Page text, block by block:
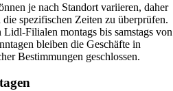
je nach Standort variieren, daher
spezifischen Zeiten zu überprüfen.
Filialen montags bis samstags von
bleiben die Geschäfte in
Bestimmungen geschlossen.